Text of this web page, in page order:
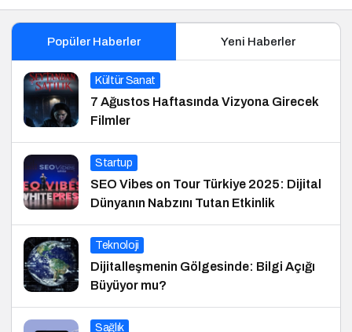
Popüler Haberler Yeni Haberler
Kültür Sanat
7 Ağustos Haftasında Vizyona Girecek
Filmler
Startup
SEO Vibes on Tour Türkiye 2025: Dijital
Dünyanın Nabzını Tutan Etkinlik
Teknoloji
Dijitalleşmenin Gölgesinde: Bilgi Açığı
Büyüyor mu?
Sağlık